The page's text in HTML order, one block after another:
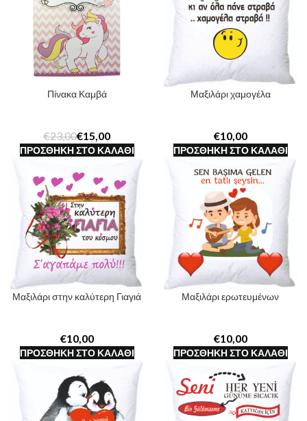
Πίνακα Καμβά
€23,00€15,00
ΠΡΟΣΘΉΚΗ ΣΤΟ ΚΑΛΆΘΙ
Μαξιλάρι χαμογέλα
€
ΠΡΟΣΘΉΚΗ ΣΤΟ ΚΑΛΆΘΙ
Μαξιλάρι στην καλύτερη Γιαγιά
€
ΠΡΟΣΘΉΚΗ ΣΤΟ ΚΑΛΆΘΙ
Μαξιλάρι ερωτευμένων
€
ΠΡΟΣΘΉΚΗ ΣΤΟ ΚΑΛΆΘΙ